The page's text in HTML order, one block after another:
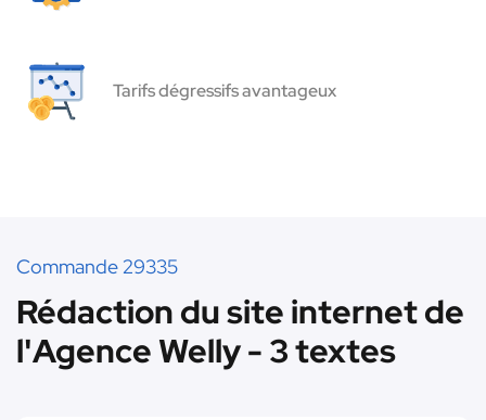
Tarifs dégressifs avantageux
Commande 29335
Rédaction du site internet de
l'Agence Welly - 3 textes